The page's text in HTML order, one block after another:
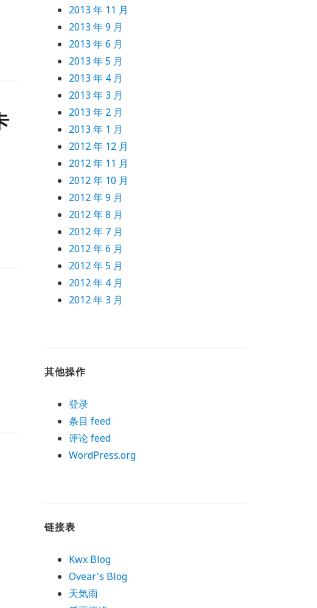
2013 年 11 月
2013 年 9 月
2013 年 6 月
2013 年 5 月
2013 年 4 月
2013 年 3 月
2013 年 2 月
2013 年 1 月
2012 年 12 月
2012 年 11 月
2012 年 10 月
2012 年 9 月
2012 年 8 月
2012 年 7 月
2012 年 6 月
2012 年 5 月
2012 年 4 月
2012 年 3 月
其他操作
登录
条目 feed
评论 feed
WordPress.org
链接表
Kwx Blog
Ovear's Blog
天気雨